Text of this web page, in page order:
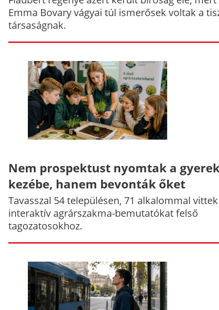
Emma Bovary vágyai túl ismerősek voltak a
társaságnak.
Nem prospektust nyomtak a
kezébe, hanem bevonták őket
Tavasszal 54 településen, 71 alkalommal vittek
interaktív agrárszakma-bemutatókat felső
tagozatosokhoz.